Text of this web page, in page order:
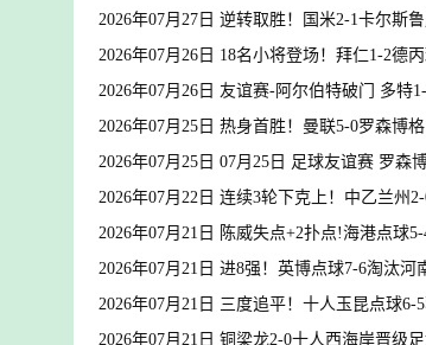
2026年07月27日 逆转取胜！国米2-1卡尔斯
2026年07月26日 18名小将登场！拜仁1-2德
2026年07月26日 友谊赛-阿尔伯特破门 多特
2026年07月25日 热身首胜！曼联5-0罗森博
2026年07月25日 07月25日 足球友谊赛 罗森
2026年07月22日 连续3轮下克上！中乙兰州
2026年07月21日 陈威失点+2扑点!海港点球
2026年07月21日 进8强！英博点球7-6淘汰
2026年07月21日 三度追平！十人玉昆点球
2026年07月21日 铜梁龙2-0十人西海岸晋级